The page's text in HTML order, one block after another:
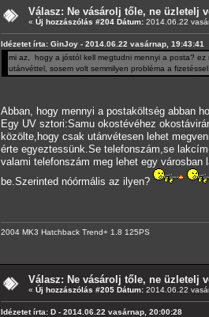
Válasz: Ne vásárolj tőle, ne üzletelj
« Új hozzászólás #204 Dátum: 2014.06.22
Idézetet írta: GinJoy - 2014.06.22 vasárnap, 19:43:41
mi az, hogy a jóstól kell megtudni mennyi a posta?
utánvéttel, sosem volt semmilyen probléma a
Abban, hogy mennyi a postaköltség abban
Egy UV sztori:Samu okostévéhez
közölte,hogy csak utánvétesen lehet
érte egyeztessünk.Se telefonszám,se
valami telefonszám meg lehet egy
be.Szerinted nóórmális az ilyen?
2004 MK3 Hatchback Trend+ 1.8 125PS
Válasz: Ne vásárolj tőle, ne üzletelj
« Új hozzászólás #205 Dátum: 2014.06.22
Idézetet írta: D - 2014.06.22 vasárnap, 20:00:28